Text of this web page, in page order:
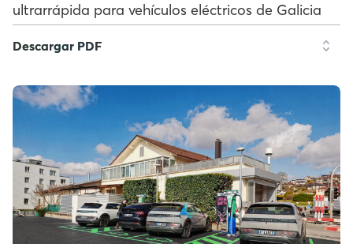
ultrarrápida para vehículos eléctricos de Galicia
Descargar PDF